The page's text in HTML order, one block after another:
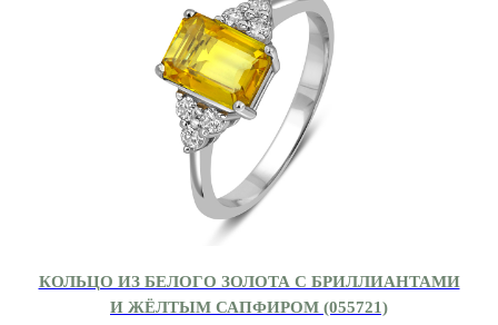
КОЛЬЦО ИЗ БЕЛОГО ЗОЛОТА С БРИЛЛИАНТАМИ
И ЖЁЛТЫМ САПФИРОМ (055721)